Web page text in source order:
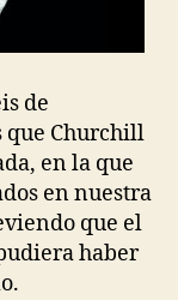
de
que Churchill
en la que
en nuestra
que el
haber